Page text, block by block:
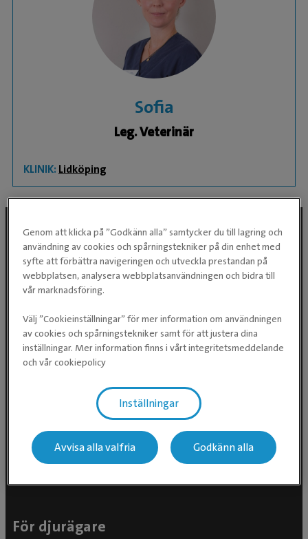
Sofia
Leg. Veterinär
KLINIK: Lidköping
Följ oss i sociala medier
Evidensia Djursjukvård AB
115 28 Stockholm
För djurägare
Genom att klicka på ”Godkänn alla” samtycker du till lagring och
användning av cookies och spårningstekniker på din enhet med
syfte att förbättra navigeringen och utveckla prestandan på
webbplatsen, analysera webbplatsanvändningen och bidra till
vår marknadsföring.
Välj ”Cookieinställningar” för mer information om användningen
av cookies och spårningstekniker samt för att justera dina
inställningar. Mer information finns i vårt integritetsmeddelande
och vår cookiepolicy
Inställningar
Avvisa alla valfria Godkänn alla